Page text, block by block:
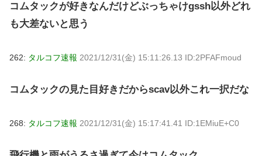
コムタックが好きなんだけどぶっちゃけgssh以外どれ
も大差ないと思う
262: タルコフ速報 2021/12/31(金) 15:11:26.13 ID:2PFAFmoud
コムタックの見た目好きだからscav以外これ一択だな
268: タルコフ速報 2021/12/31(金) 15:17:41.41 ID:1EMiuE+C0